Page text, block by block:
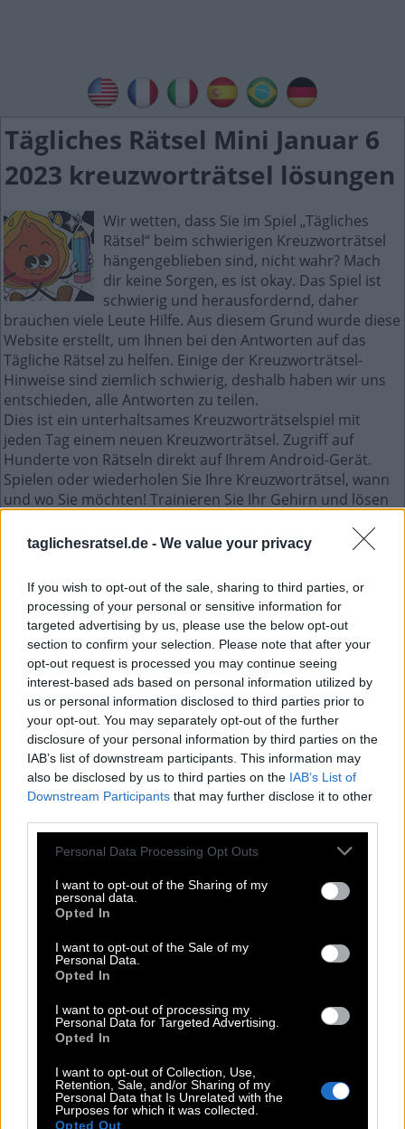
taglichesratsel.de - We value your privacy
If you wish to opt-out of the sale, sharing to third parties, or
processing of your personal or sensitive information for
targeted advertising by us, please use the below opt-out
section to confirm your selection. Please note that after your
opt-out request is processed you may continue seeing
interest-based ads based on personal information utilized by
us or personal information disclosed to third parties prior to
your opt-out. You may separately opt-out of the further
disclosure of your personal information by third parties on the
IAB’s list of downstream participants. This information may
also be disclosed by us to third parties on the IAB’s List of
Downstream Participants that may further disclose it to other
Personal Data Processing Opt Outs
I want to opt-out of the Sharing of my
personal data.
Opted In
I want to opt-out of the Sale of my
Personal Data.
Opted In
I want to opt-out of processing my
Personal Data for Targeted Advertising.
Opted In
I want to opt-out of Collection, Use,
Retention, Sale, and/or Sharing of my
Personal Data that Is Unrelated with the
Purposes for which it was collected.
Opted Out
Tägliches Rätsel Mini Januar 6
2023 kreuzworträtsel lösungen
Wir wetten, dass Sie im Spiel „Tägliches
Rätsel“ beim schwierigen Kreuzworträtsel
hängengeblieben sind, nicht wahr? Mach
dir keine Sorgen, es ist okay. Das Spiel ist
schwierig und herausfordernd, daher
brauchen viele Leute Hilfe. Aus diesem Grund wurde diese
Website erstellt, um Ihnen bei den Antworten auf das
Tägliche Rätsel zu helfen. Einige der Kreuzworträtsel-
Hinweise sind ziemlich schwierig, deshalb haben wir uns
entschieden, alle Antworten zu teilen.
Dies ist ein unterhaltsames Kreuzworträtselspiel mit
jeden Tag einem neuen Kreuzworträtsel. Zugriff auf
Hunderte von Rätseln direkt auf Ihrem Android-Gerät.
Spielen oder wiederholen Sie Ihre Kreuzworträtsel, wann
und wo Sie möchten! Trainieren Sie Ihr Gehirn und lösen
Meister im Kreuzworträtsel-Lösen und haben Sie jede
Mini Januar 6 2023 kreuzworträtsel
M S
S
W
A C H
T
S
C H E
U
T
H E K
E
T
I L
L
T
A L
S
S
So macht man etwas mit Behutsamkeit
A C H
Abkürzung für den Begriff Mehrwertsteuer
Angeblicher Schalk des 14. Jh., __ Eulenspiegel
L
L
Stromabwärts fahren Schiffe zu __: